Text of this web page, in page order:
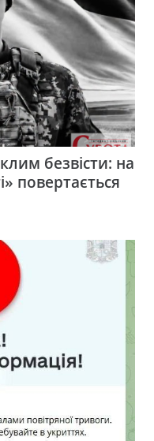
безвісти: на
повертається